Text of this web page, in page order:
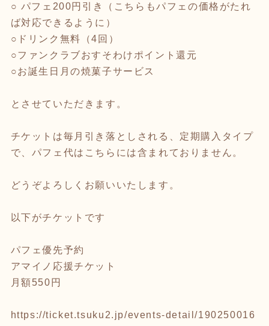
○ パフェ200円引き（こちらもパフェの価格がたれ
ば対応できるように）
○ドリンク無料（4回）
○ファンクラブおすそわけポイント還元
○お誕生日月の焼菓子サービス
とさせていただきます。
チケットは毎月引き落としされる、定期購入タイプ
で、パフェ代はこちらには含まれておりません。
どうぞよろしくお願いいたします。
以下がチケットです
パフェ優先予約
アマイノ応援チケット
月額550円
https://ticket.tsuku2.jp/events-detail/190250016